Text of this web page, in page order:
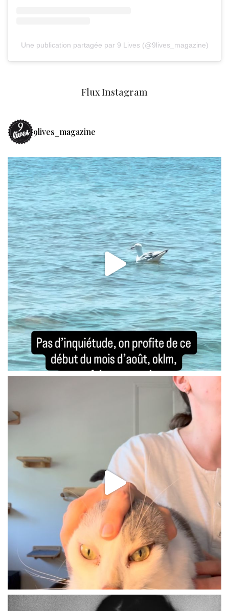
Une publication partagée par 9 Lives (@9lives_magazine)
Flux Instagram
9lives_magazine